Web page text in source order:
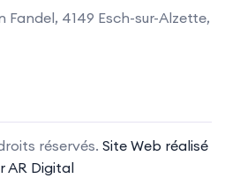
Fandel, 4149 Esch-sur-Alzette,
réservés. Site Web réalisé
AR Digital